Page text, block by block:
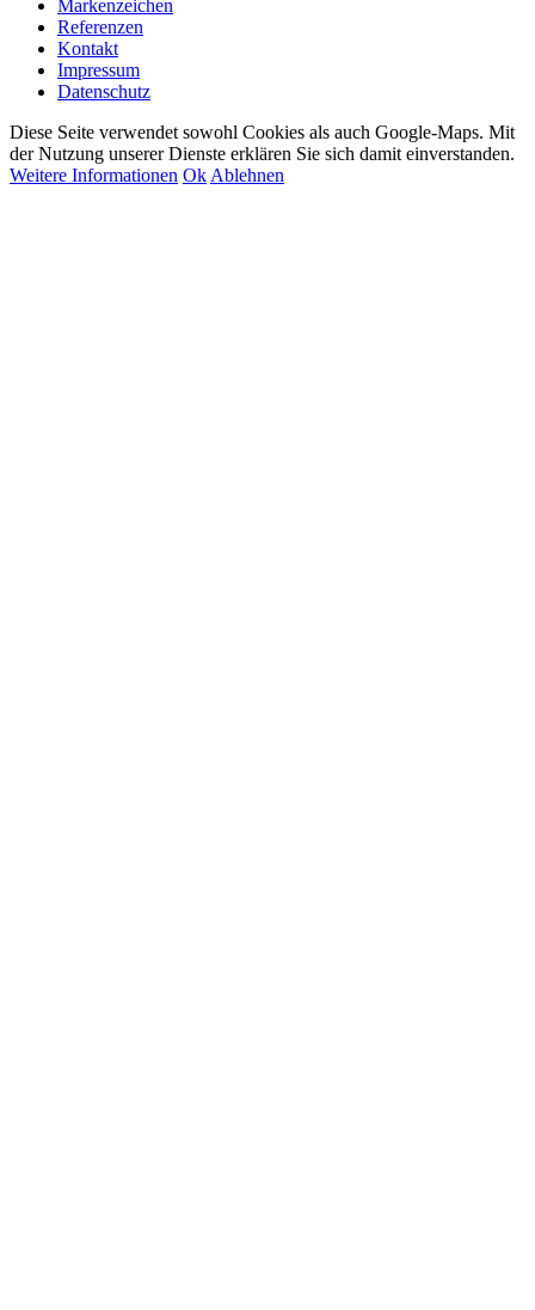
Markenzeichen
Referenzen
Kontakt
Impressum
Datenschutz
Diese Seite verwendet sowohl Cookies als auch Google-Maps. Mit
der Nutzung unserer Dienste erklären Sie sich damit einverstanden.
Weitere Informationen Ok Ablehnen